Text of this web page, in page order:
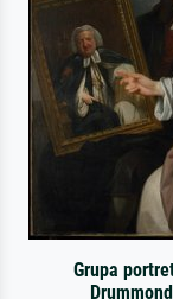
Grupa